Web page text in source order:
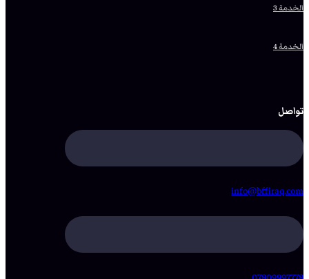
الخدمة 3
الخدمة 4
تواصل
info@bffiraq.com